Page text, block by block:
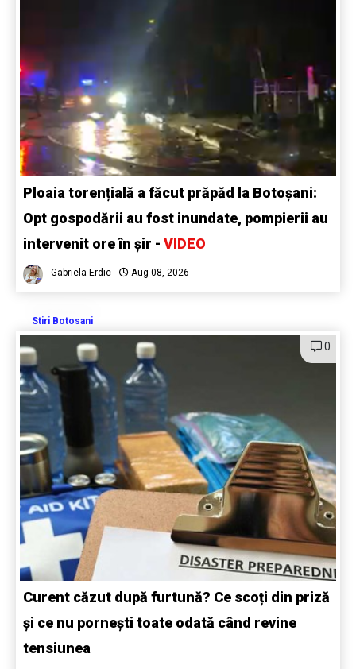
Ploaia torențială a făcut prăpăd la Botoșani:
Opt gospodării au fost inundate, pompierii au
intervenit ore în șir - VIDEO
Gabriela Erdic Aug 08, 2026
Stiri Botosani
0
Curent căzut după furtună? Ce scoți din priză
și ce nu pornești toate odată când revine
tensiunea